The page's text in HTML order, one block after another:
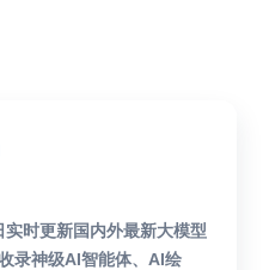
时更新国内外最新大模型
录神级AI智能体、AI绘